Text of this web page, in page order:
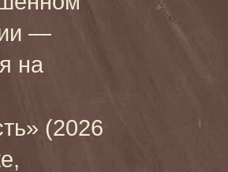
—
на
(2026